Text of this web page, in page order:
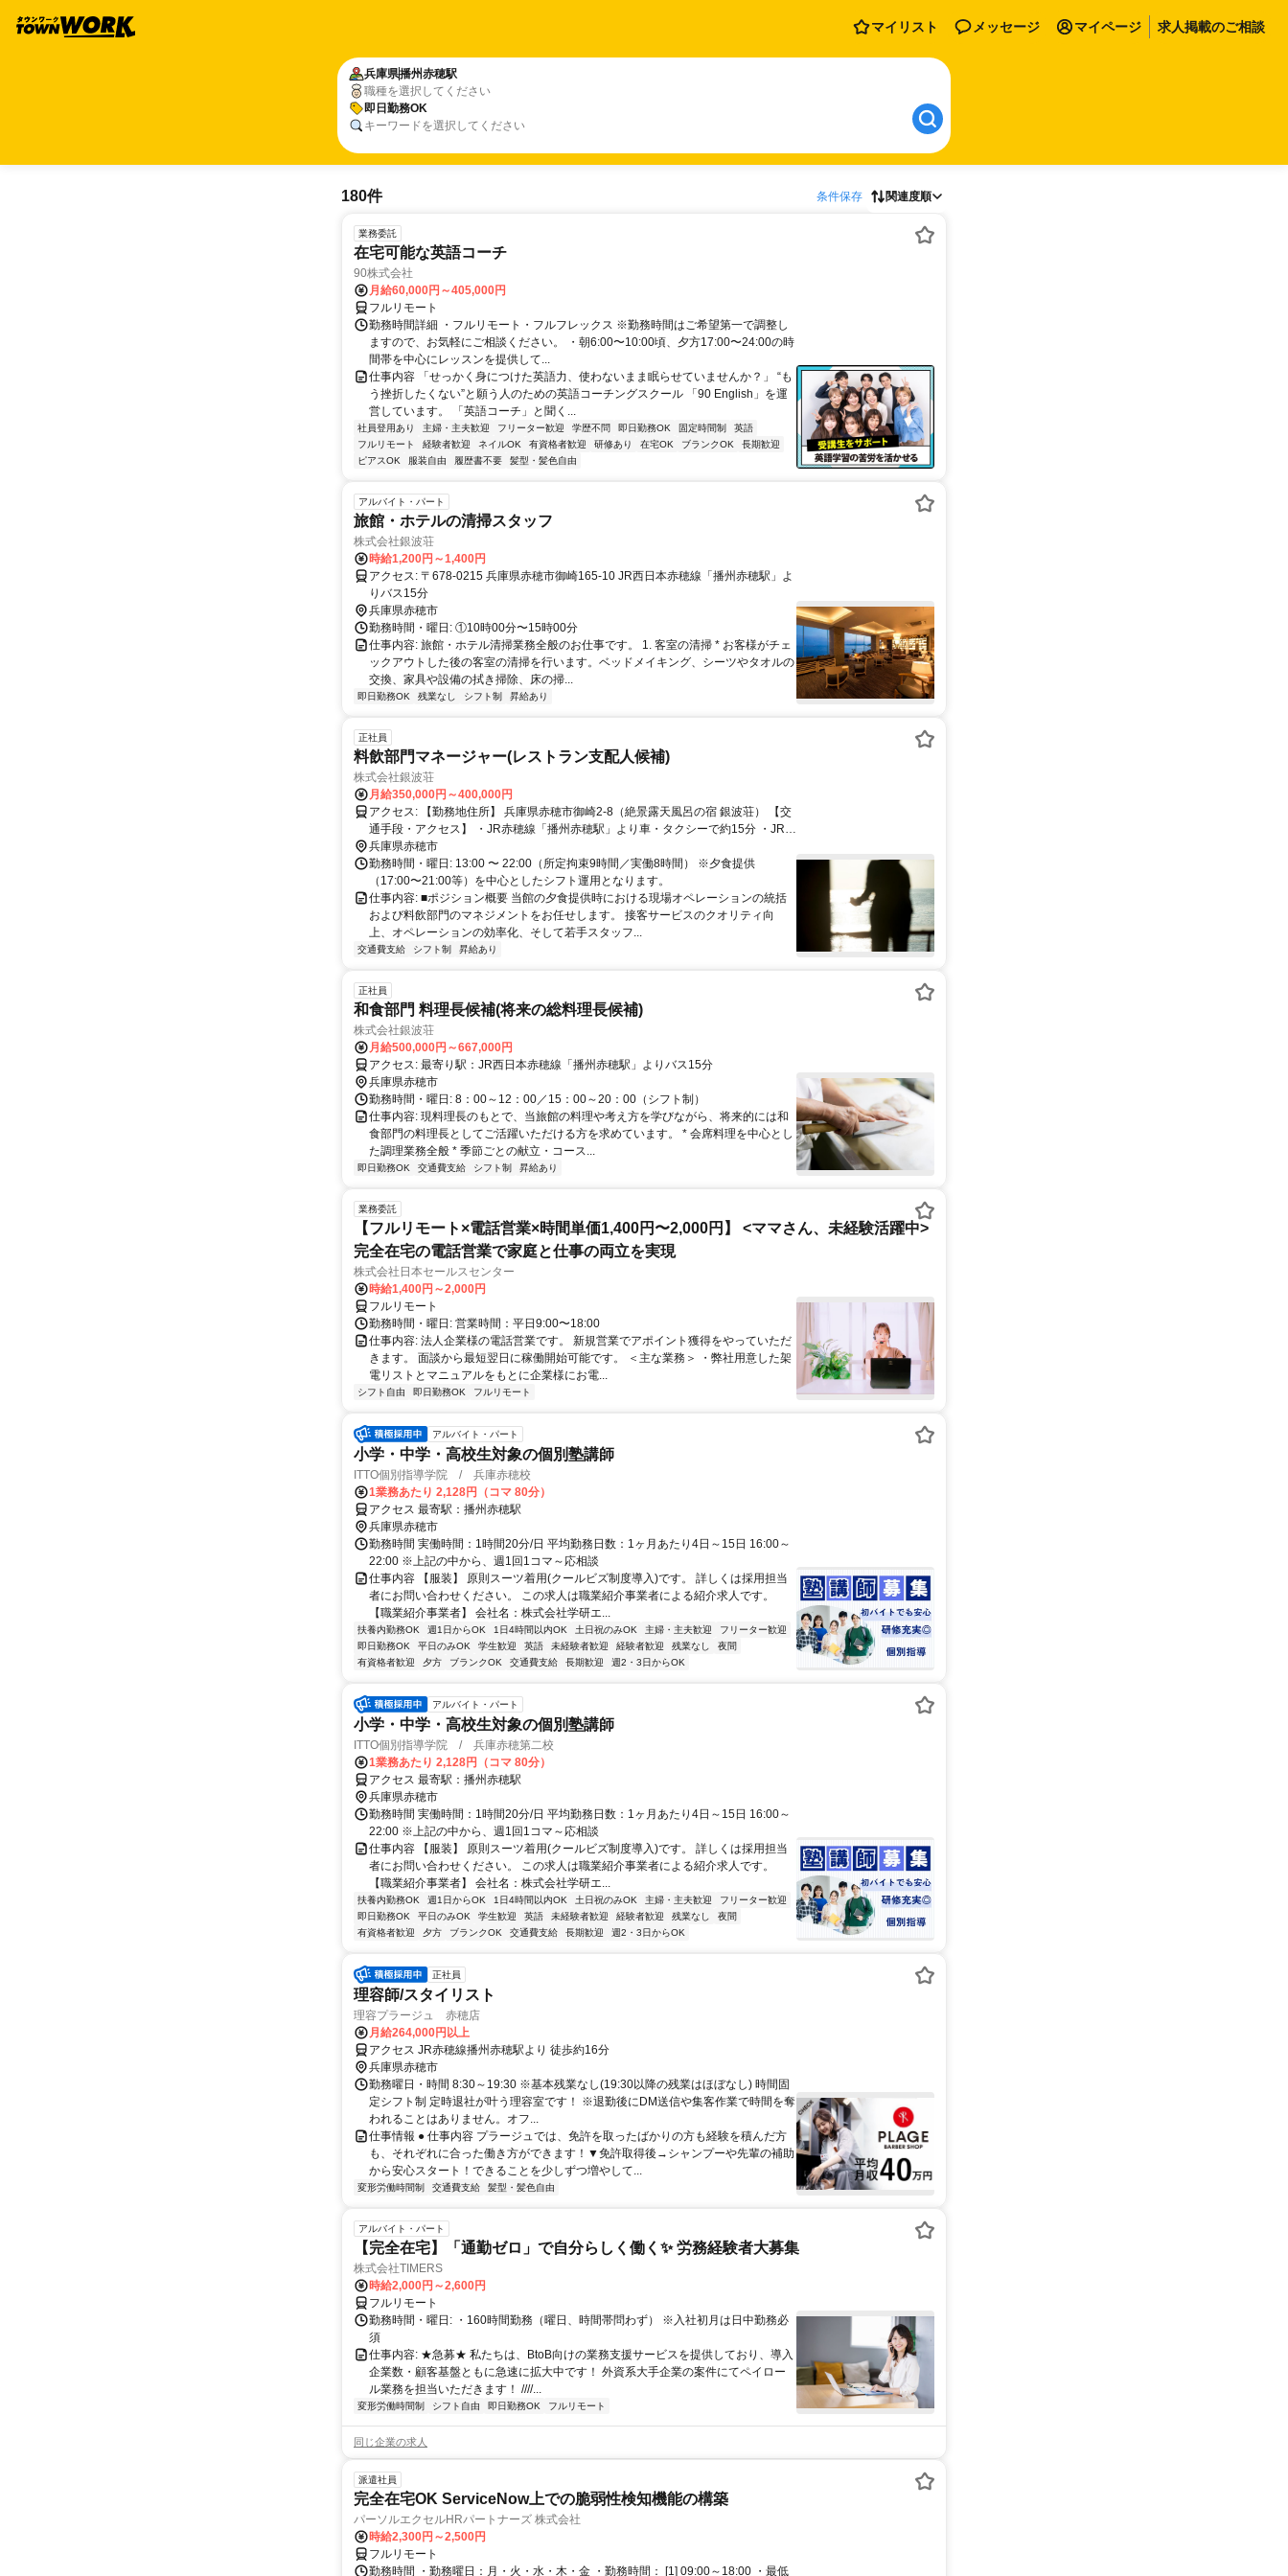
マイリスト メッセージ マイページ 求人掲載のご相談
兵庫県播州赤穂駅
職種を選択してください
即日勤務OK
キーワードを選択してください
180件 条件保存 関連度順
業務委託
在宅可能な英語コーチ
90株式会社
月給60,000円～405,000円
フルリモート
勤務時間詳細 ・フルリモート・フルフレックス ※勤務時間はご希望第一で調整し
ますので、お気軽にご相談ください。 ・朝6:00〜10:00頃、夕方17:00〜24:00の時
間帯を中心にレッスンを提供して...
仕事内容 「せっかく身につけた英語力、使わないまま眠らせていませんか？」 “も
う挫折したくない”と願う人のための英語コーチングスクール 「90 English」を運
営しています。 「英語コーチ」と聞く...
社員登用あり 主婦・主夫歓迎 フリーター歓迎 学歴不問 即日勤務OK 固定時間制
英語
フルリモート
経験者歓迎 ネイルOK 有資格者歓迎 研修あり 在宅OK ブランクOK
長期歓迎
ピアスOK
服装自由 履歴書不要 髪型・髪色自由
アルバイト・パート
旅館・ホテルの清掃スタッフ
株式会社銀波荘
時給1,200円～1,400円
アクセス: 〒678-0215 兵庫県赤穂市御崎165-10 JR西日本赤穂線「播州赤穂駅」よ
りバス15分
兵庫県赤穂市
勤務時間・曜日: ①10時00分〜15時00分
仕事内容: 旅館・ホテル清掃業務全般のお仕事です。 1. 客室の清掃 * お客様がチェ
ックアウトした後の客室の清掃を行います。ベッドメイキング、シーツやタオルの
交換、家具や設備の拭き掃除、床の掃...
即日勤務OK 残業なし シフト制 昇給あり
正社員
料飲部門マネージャー(レストラン支配人候補)
株式会社銀波荘
月給350,000円～400,000円
アクセス: 【勤務地住所】 兵庫県赤穂市御崎2-8（絶景露天風呂の宿 銀波荘） 【交
通手段・アクセス】 ・JR赤穂線「播州赤穂駅」より車・タクシーで約15分 ・JR赤
穂線「播州赤穂駅」よりウエスト神姫バス（御崎方面行き）で約20分、「温泉街」
バス停下車徒歩すぐ ★マイカー・バイク・自転車通勤OK（駐車場完備） ※地元か
らの通勤はもちろん、近隣エリア（姫路市、相生市、たつの市、備前市など）から
の車通勤も便利です。
兵庫県赤穂市
勤務時間・曜日: 13:00 〜 22:00（所定拘束9時間／実働8時間） ※夕食提供
（17:00〜21:00等）を中心としたシフト運用となります。
仕事内容: ■ポジション概要 当館の夕食提供時における現場オペレーションの統括
および料飲部門のマネジメントをお任せします。 接客サービスのクオリティ向
上、オペレーションの効率化、そして若手スタッフ...
交通費支給 シフト制 昇給あり
正社員
和食部門 料理長候補(将来の総料理長候補)
株式会社銀波荘
月給500,000円～667,000円
アクセス: 最寄り駅：JR西日本赤穂線「播州赤穂駅」よりバス15分
兵庫県赤穂市
勤務時間・曜日: 8：00～12：00／15：00～20：00（シフト制）
仕事内容: 現料理長のもとで、当旅館の料理や考え方を学びながら、将来的には和
食部門の料理長としてご活躍いただける方を求めています。 * 会席料理を中心とし
た調理業務全般 * 季節ごとの献立・コース...
即日勤務OK 交通費支給 シフト制 昇給あり
業務委託
【フルリモート×電話営業×時間単価1,400円〜2,000円】 <ママさん、未経験活躍中>
完全在宅の電話営業で家庭と仕事の両立を実現
株式会社日本セールスセンター
時給1,400円～2,000円
フルリモート
勤務時間・曜日: 営業時間：平日9:00〜18:00
仕事内容: 法人企業様の電話営業です。 新規営業でアポイント獲得をやっていただ
きます。 面談から最短翌日に稼働開始可能です。 ＜主な業務＞ ・弊社用意した架
電リストとマニュアルをもとに企業様にお電...
シフト自由 即日勤務OK フルリモート
アルバイト・パート
小学・中学・高校生対象の個別塾講師
ITTO個別指導学院 / 兵庫赤穂校
1業務あたり 2,128円（コマ 80分）
アクセス 最寄駅：播州赤穂駅
兵庫県赤穂市
勤務時間 実働時間：1時間20分/日 平均勤務日数：1ヶ月あたり4日～15日 16:00～
22:00 ※上記の中から、週1回1コマ～応相談
仕事内容 【服装】 原則スーツ着用(クールビズ制度導入)です。 詳しくは採用担当
者にお問い合わせください。 この求人は職業紹介事業者による紹介求人です。
【職業紹介事業者】 会社名：株式会社学研エ...
扶養内勤務OK 週1日からOK 1日4時間以内OK 土日祝のみOK 主婦・主夫歓迎
フリーター歓迎
即日勤務OK
平日のみOK 学生歓迎 英語 未経験者歓迎 経験者歓迎 残業なし
夜間
有資格者歓迎
夕方 ブランクOK 交通費支給 長期歓迎 週2・3日からOK
アルバイト・パート
小学・中学・高校生対象の個別塾講師
ITTO個別指導学院 / 兵庫赤穂第二校
1業務あたり 2,128円（コマ 80分）
アクセス 最寄駅：播州赤穂駅
兵庫県赤穂市
勤務時間 実働時間：1時間20分/日 平均勤務日数：1ヶ月あたり4日～15日 16:00～
22:00 ※上記の中から、週1回1コマ～応相談
仕事内容 【服装】 原則スーツ着用(クールビズ制度導入)です。 詳しくは採用担当
者にお問い合わせください。 この求人は職業紹介事業者による紹介求人です。
【職業紹介事業者】 会社名：株式会社学研エ...
扶養内勤務OK 週1日からOK 1日4時間以内OK 土日祝のみOK 主婦・主夫歓迎
フリーター歓迎
即日勤務OK
平日のみOK 学生歓迎 英語 未経験者歓迎 経験者歓迎 残業なし
夜間
有資格者歓迎
夕方 ブランクOK 交通費支給 長期歓迎 週2・3日からOK
正社員
理容師/スタイリスト
理容プラージュ 赤穂店
月給264,000円以上
アクセス JR赤穂線播州赤穂駅より 徒歩約16分
兵庫県赤穂市
勤務曜日・時間 8:30～19:30 ※基本残業なし(19:30以降の残業はほぼなし) 時間固
定シフト制 定時退社が叶う理容室です！ ※退勤後にDM送信や集客作業で時間を奪
われることはありません。オフ...
仕事情報 ● 仕事内容 プラージュでは、免許を取ったばかりの方も経験を積んだ方
も、それぞれに合った働き方ができます！▼免許取得後→シャンプーや先輩の補助
から安心スタート！できることを少しずつ増やして...
変形労働時間制 交通費支給 髪型・髪色自由
アルバイト・パート
【完全在宅】「通勤ゼロ」で自分らしく働く✨ 労務経験者大募集
株式会社TIMERS
時給2,000円～2,600円
フルリモート
勤務時間・曜日: ・160時間勤務（曜日、時間帯問わず） ※入社初月は日中勤務必
須
仕事内容: ★急募★ 私たちは、BtoB向けの業務支援サービスを提供しており、導入
企業数・顧客基盤ともに急速に拡大中です！ 外資系大手企業の案件にてペイロー
ル業務を担当いただきます！ ////...
変形労働時間制 シフト自由 即日勤務OK フルリモート
同じ企業の求人
派遣社員
完全在宅OK ServiceNow上での脆弱性検知機能の構築
パーソルエクセルHRパートナーズ 株式会社
時給2,300円～2,500円
フルリモート
勤務時間 ・勤務曜日：月・火・水・木・金 ・勤務時間： [1] 09:00～18:00 ・最低